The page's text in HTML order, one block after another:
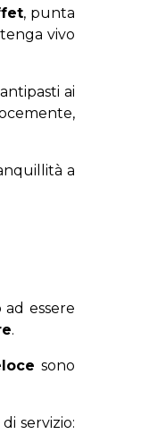
, punta
vivo
ai
a
essere
.
sono
servizio: